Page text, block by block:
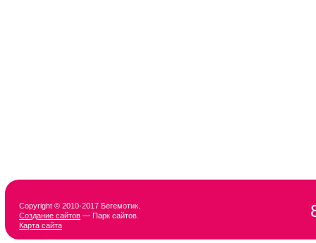
Copyright © 2010-2017 Бегемотик.
Создание сайтов — Парк сайтов.
Карта сайта